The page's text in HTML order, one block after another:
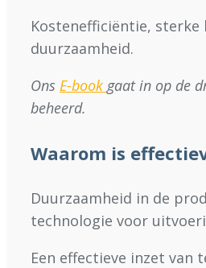
Kostenefficiëntie,
duurzaamheid.
Ons E-book gaat in op de
beheerd.
Waarom is
Duurzaamheid in de
technologie voor
Een effectieve inzet van